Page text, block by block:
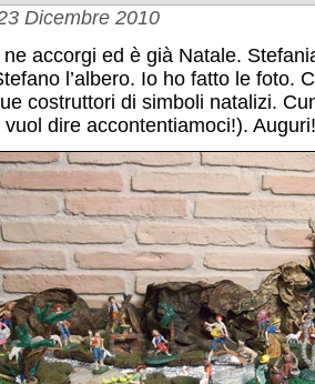
Dicembre 2010
accorgi ed è già Natale.
l’albero. Io ho fatto le foto.
costruttori di simboli natalizi.
dire accontentiamoci!). Auguri!